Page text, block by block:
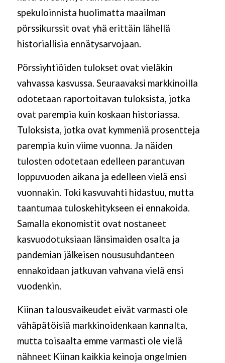
spekuloinnista huolimatta maailman
pörssikurssit ovat yhä erittäin lähellä
historiallisia ennätysarvojaan.
Pörssiyhtiöiden tulokset ovat vieläkin
vahvassa kasvussa. Seuraavaksi markkinoilla
odotetaan raportoitavan tuloksista, jotka
ovat parempia kuin koskaan historiassa.
Tuloksista, jotka ovat kymmeniä prosentteja
parempia kuin viime vuonna. Ja näiden
tulosten odotetaan edelleen parantuvan
loppuvuoden aikana ja edelleen vielä ensi
vuonnakin. Toki kasvuvahti hidastuu, mutta
taantumaa tuloskehitykseen ei ennakoida.
Samalla ekonomistit ovat nostaneet
kasvuodotuksiaan länsimaiden osalta ja
pandemian jälkeisen noususuhdanteen
ennakoidaan jatkuvan vahvana vielä ensi
vuodenkin.
Kiinan talousvaikeudet eivät varmasti ole
vähäpätöisiä markkinoidenkaan kannalta,
mutta toisaalta emme varmasti ole vielä
nähneet Kiinan kaikkia keinoja ongelmien